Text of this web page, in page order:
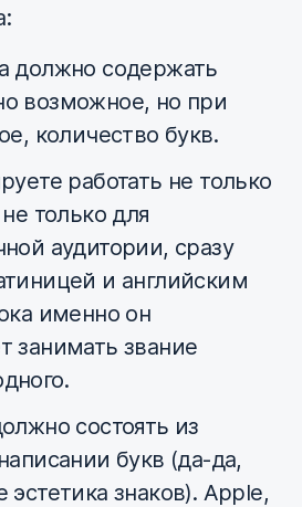
должно содержать
возможное, но при
количество букв.
работать не только
только для
аудитории, сразу
и английским
именно он
занимать звание
состоять из
букв (да-да,
знаков). Apple,